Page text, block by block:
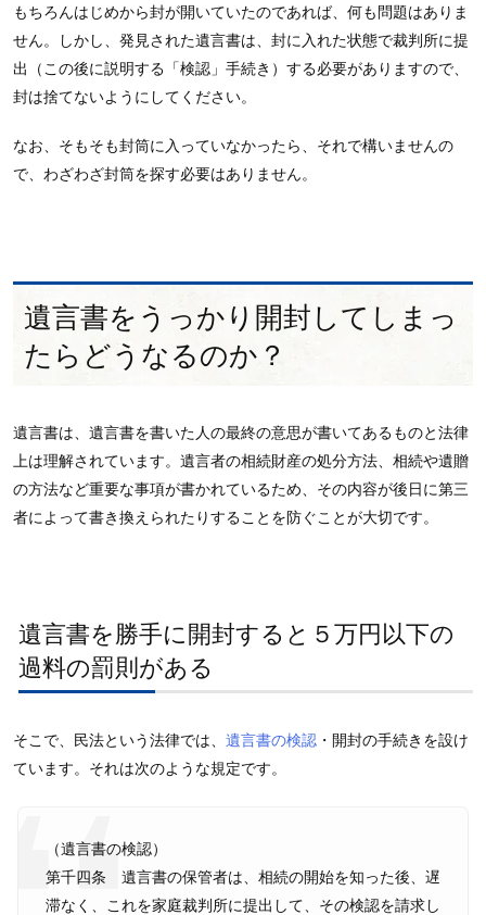
もちろんはじめから封が開いていたのであれば、何も問題はありま
せん。しかし、発見された遺言書は、封に入れた状態で裁判所に提
出（この後に説明する「検認」手続き）する必要がありますので、
封は捨てないようにしてください。
なお、そもそも封筒に入っていなかったら、それで構いませんの
で、わざわざ封筒を探す必要はありません。
遺言書をうっかり開封してしまっ
たらどうなるのか？
遺言書は、遺言書を書いた人の最終の意思が書いてあるものと法律
上は理解されています。遺言者の相続財産の処分方法、相続や遺贈
の方法など重要な事項が書かれているため、その内容が後日に第三
者によって書き換えられたりすることを防ぐことが大切です。
遺言書を勝手に開封すると５万円以下の
過料の罰則がある
そこで、民法という法律では、 遺言書の検認 ・開封の手続きを設け
ています。それは次のような規定です。
（遺言書の検認）
第千四条 遺言書の保管者は、相続の開始を知った後、遅
滞なく、これを家庭裁判所に提出して、その検認を請求し